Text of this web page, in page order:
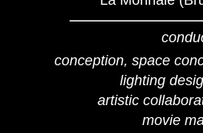
conception, space
lighting
artistic
movie